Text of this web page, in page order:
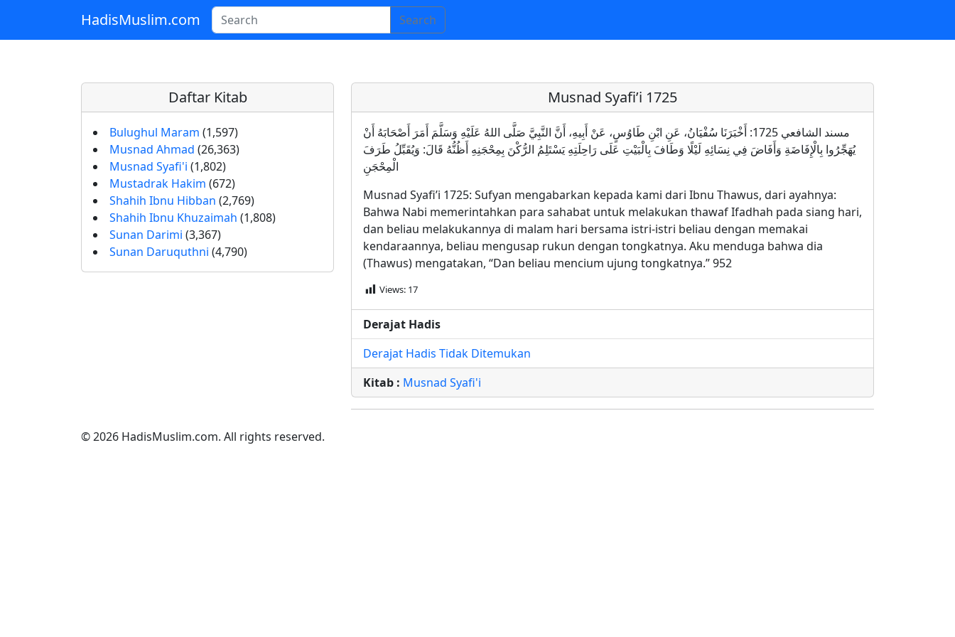
Skip to main contentHadisMuslim.com Search
Musnad Syafi’i 1725
مسند الشافعي 1725: أَخْبَرَنَا سُفْيَانُ، عَنِ ابْنِ طَاوُسٍ، عَنْ أَبِيهِ، أَنَّ النَّبِيَّ صَلَّى اللهُ عَلَيْهِ وَسَلَّمَ أَمَرَ أَصْحَابَهُ أَنْ
يُهَجِّرُوا بِالْإِفَاضَةِ وَأَفَاضَ فِي نِسَائِهِ لَيْلًا وَطَافَ بِالْبَيْتِ عَلَى رَاحِلَتِهِ يَسْتَلِمُ الرُّكْنَ بِمِحْجَنِهِ أَظُنُّهُ قَالَ: وَيُقَبِّلُ طَرَفَ
الْمِحْجَنِ
Musnad Syafi’i 1725: Sufyan mengabarkan kepada kami dari Ibnu Thawus, dari ayahnya:
Bahwa Nabi memerintahkan para sahabat untuk melakukan thawaf Ifadhah pada siang hari,
dan beliau melakukannya di malam hari bersama istri-istri beliau dengan memakai
kendaraannya, beliau mengusap rukun dengan tongkatnya. Aku menduga bahwa dia
(Thawus) mengatakan, “Dan beliau mencium ujung tongkatnya.” 952
Views: 17
Derajat Hadis
Derajat Hadis Tidak Ditemukan
Kitab : Musnad Syafi'i
Daftar Kitab
Bulughul Maram (1,597)
Musnad Ahmad (26,363)
Musnad Syafi'i (1,802)
Mustadrak Hakim (672)
Shahih Ibnu Hibban (2,769)
Shahih Ibnu Khuzaimah (1,808)
Sunan Darimi (3,367)
Sunan Daruquthni (4,790)
© 2026 HadisMuslim.com. All rights reserved.